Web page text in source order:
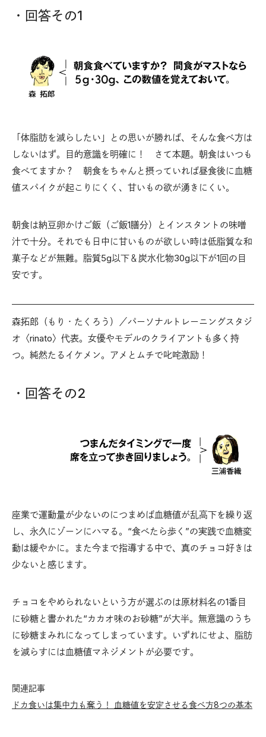
・回答その1
「体脂肪を減らしたい」との思いが勝れば、そんな食べ方は
しないはず。目的意識を明確に！ さて本題。朝食はいつも
食べてますか？ 朝食をちゃんと摂っていれば昼食後に血糖
値スパイクが起こりにくく、甘いもの欲が湧きにくい。
朝食は納豆卵かけご飯（ご飯1膳分）とインスタントの味噌
汁で十分。それでも日中に甘いものが欲しい時は低脂質な和
菓子などが無難。脂質5g以下＆炭水化物30g以下が1回の目
安です。
森拓郎（もり・たくろう）／パーソナルトレーニングスタジ
オ〈rinato〉代表。女優やモデルのクライアントも多く持
つ。純然たるイケメン。アメとムチで叱咤激励！
・回答その2
座業で運動量が少ないのにつまめば血糖値が乱高下を繰り返
し、永久にゾーンにハマる。“食べたら歩く”の実践で血糖変
動は緩やかに。また今まで指導する中で、真のチョコ好きは
少ないと感じます。
チョコをやめられないという方が選ぶのは原材料名の1番目
に砂糖と書かれた“カカオ味のお砂糖”が大半。無意識のうち
に砂糖まみれになってしまっています。いずれにせよ、脂肪
を減らすには血糖値マネジメントが必要です。
関連記事
ドカ食いは集中力も奪う！ 血糖値を安定させる食べ方8つの基本